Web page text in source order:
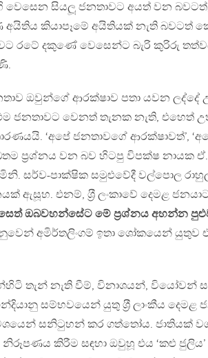
වෙසෙන සියලූ ජනතාවට අයත් වන
කියාපෑමේ අයිතියක් නැති බවටත්
රටේ දකුණේ වෙසෙන්ට බැරි කුරිරු
ඔවුන්ගේ ආරක්ෂාව පතා යවන
ජනතාවට වෙනත් තැනක නැති, එහෙත්
‘අපේ ජනතාවගේ ආරක්ෂාවත්’,
ප‍්‍රශ්නය වන බව හිටපු විපක්ෂ නායක
සර්ව-පාක්ෂික සමුළුවේදී වල්පොල
ඇසූහ. එනම්, ශ‍්‍රී ලංකාවේ දෙමළ
ඔබවහන්සේට මේ ප‍්‍රශ්නය අහන්න
අමිර්තලිංගම් ඉතා ශෝකයෙන් යුතුව
තැන් නැති වීම්, විනාශයන්, වියෝවන්
සම්භවයෙන් යුතු ශ‍්‍රී ලාංකීය දෙමළ
සනිටුහන් කර ගත්තෝය. ජාතියක්
නිරූපණය කිරීම සඳහා ඔවුහූ එය ‘කළු